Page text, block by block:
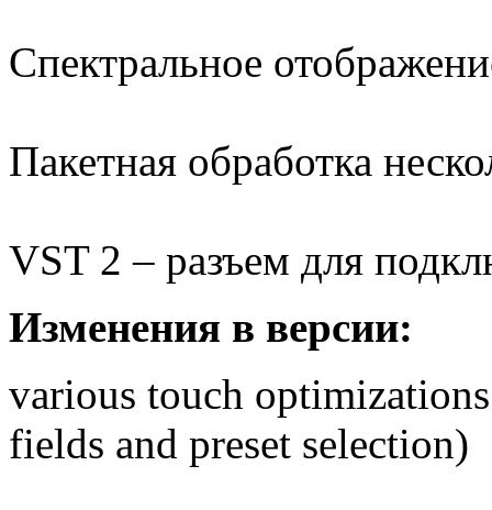
Спектральное
Пакетная обработка
VST 2 – разъем для
Изменения в версии:
various touch
fields and preset selection)